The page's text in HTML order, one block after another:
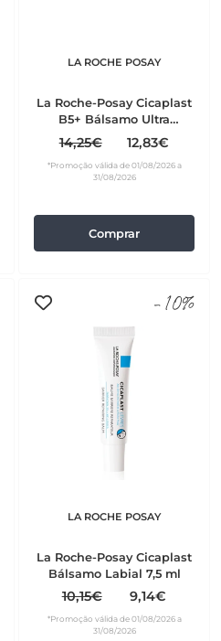
LA ROCHE POSAY
La Roche-Posay Cicaplast
B5+ Bálsamo Ultra
Reparador 40 ml
14,25€ 12,83€
*Promoção válida de 01/08/2026 a
31/08/2026
Comprar
-10%
LA ROCHE POSAY
La Roche-Posay Cicaplast
Bálsamo Labial 7,5 ml
10,15€ 9,14€
*Promoção válida de 01/08/2026 a
31/08/2026